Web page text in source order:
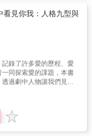
道。──摘自〈暴力不是
其實什麼都沒有。──摘
感情有了變化要離婚，妻
拼所該得的，而丈夫則
分」，至於份量多少的
認為太太在「搶」財
度上已勢不兩立，最後
失了。 & && 夫妻
有自己的空間與時間，兩
眼瞪小眼，缺乏新鮮
歧見未溝通，問題未處
。感情淡了，閨房亦無
寂寞，不是當貴婦亂花
不肯原諒誰，互相指
更加複雜化。 & ◆夫
自己行為。每次一發生爭
日。除非問題解決，否則
邊哭邊開車在街上繞
大唱費絲．希爾的歌
人，需要下很多苦工與
得直接放一把火燒光殆
但卻始終想起，妳有多
是不計一切投入，熬過
，自己一手打造出來的
年齡、遲緩的新陳代謝跟
友。可是說來奇怪，這
生勇氣、長出翅膀， 而
己。 相信會有那
情的彼
。
看見你我：人格九型與
記錄了許多愛的歷程、愛
同探索愛的課題，本書
過劇中人物讓我們見識
根
由此探索不同性情的人
因此副標題為人格九型與